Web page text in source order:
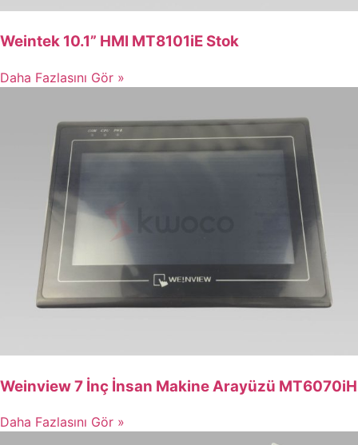
Weintek 10.1” HMI MT8101iE Stok
Daha Fazlasını Gör »
Weinview 7 İnç İnsan Makine Arayüzü MT6070iH
Daha Fazlasını Gör »